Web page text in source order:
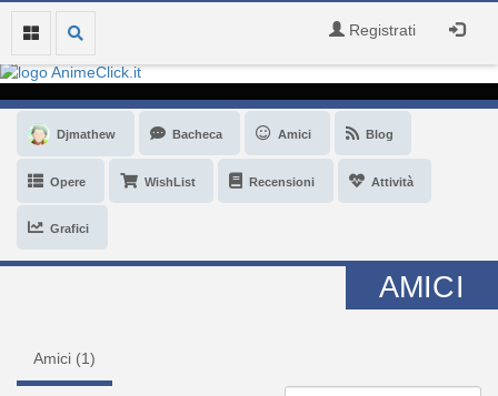
Registrati
Djmathew Bacheca Amici Blog
Opere WishList Recensioni Attività
Grafici
AMICI
Amici (1)